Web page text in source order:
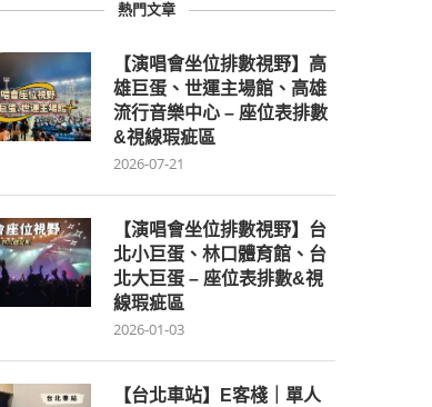
熱門文章
【演唱會坐位排數視野】高
雄巨蛋、世運主場館、高雄
流行音樂中心 – 座位表排數
&視線瑕疵區
2026-07-21
【演唱會坐位排數視野】台
北小巨蛋、林口體育館、台
北大巨蛋 – 座位表排數&視
線瑕疵區
2026-01-03
【台北車站】E客棧｜單人